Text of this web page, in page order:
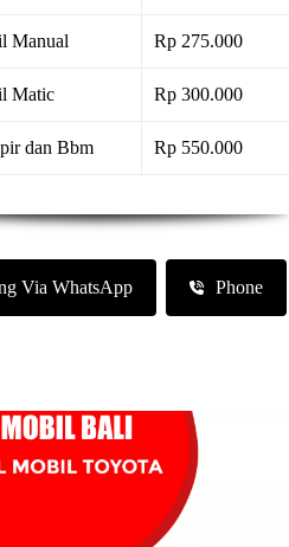
Manual Rp 275.000
Matic Rp 300.000
dan Bbm Rp 550.000
Via WhatsApp Phone